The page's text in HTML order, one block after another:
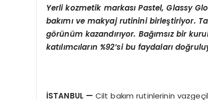
Yerli kozmetik markası Pastel, Glassy
bakımı ve makyaj rutinini birleştiriyor.
görünüm kazandırıyor. Bağımsız bir
katılımcıların %92’si bu faydaları
İSTANBUL — Cilt bakım rutinlerinin